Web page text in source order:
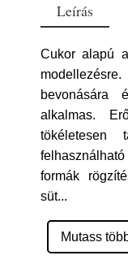
Leírás
Cukor alapú
bevonására
alkalmas.
formák
süt...
Mutass